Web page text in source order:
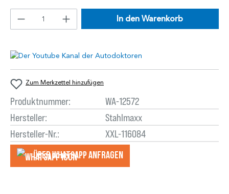
In den Warenkorb
Zum Merkzettel hinzufügen
Produktnummer:
WA-12572
Hersteller:
Stahlmaxx
Hersteller-Nr.:
XXL-116084
Über WhatsApp anfragеn